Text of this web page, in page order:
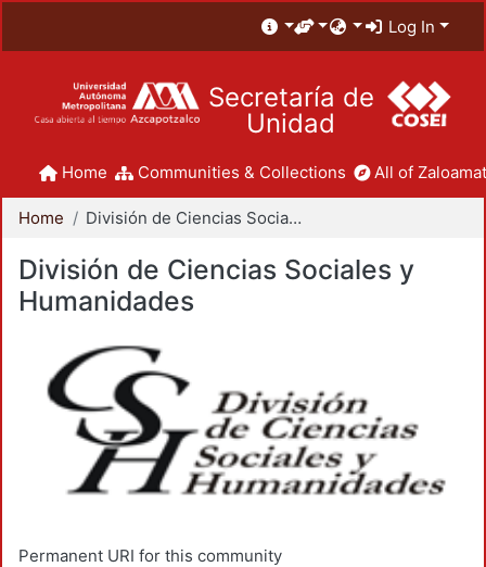
Log In
Secretaría de
Unidad
Home Communities & Collections All of
Home División de Ciencias Sociales y Humanidades
División de Ciencias Sociales y
Humanidades
Permanent URI for this community